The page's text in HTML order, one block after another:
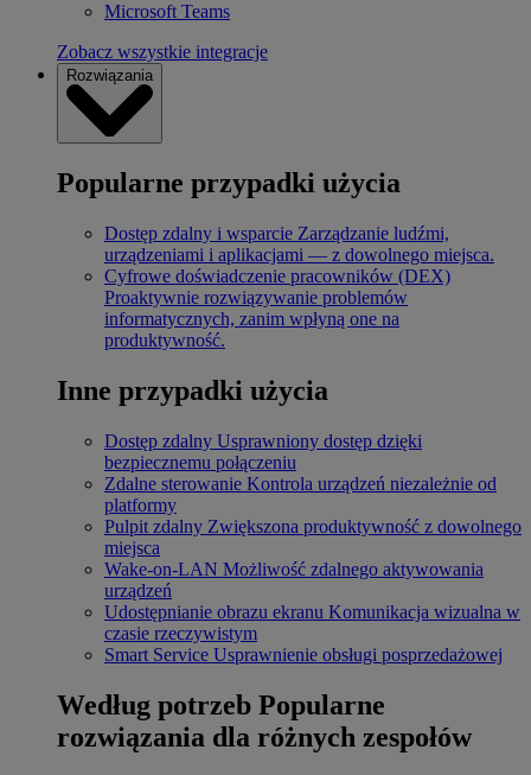
Microsoft Teams
Zobacz wszystkie integracje
Rozwiązania
Popularne przypadki użycia
Dostęp zdalny i wsparcie Zarządzanie ludźmi,
urządzeniami i aplikacjami — z dowolnego miejsca.
Cyfrowe doświadczenie pracowników (DEX)
Proaktywnie rozwiązywanie problemów
informatycznych, zanim wpłyną one na
produktywność.
Inne przypadki użycia
Dostęp zdalny Usprawniony dostęp dzięki
bezpiecznemu połączeniu
Zdalne sterowanie Kontrola urządzeń niezależnie od
platformy
Pulpit zdalny Zwiększona produktywność z dowolnego
miejsca
Wake-on-LAN Możliwość zdalnego aktywowania
urządzeń
Udostępnianie obrazu ekranu Komunikacja wizualna w
czasie rzeczywistym
Smart Service Usprawnienie obsługi posprzedażowej
Według potrzeb Popularne
rozwiązania dla różnych zespołów